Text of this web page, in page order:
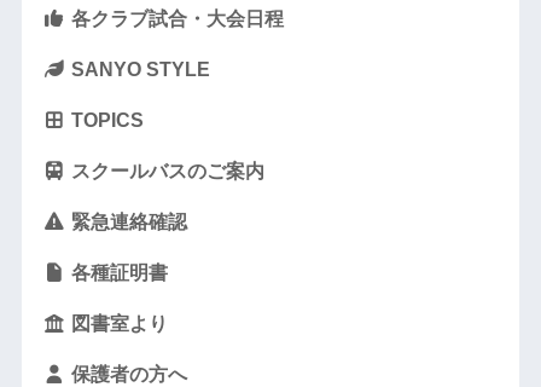
各クラブ試合・大会日程
SANYO STYLE
TOPICS
スクールバスのご案内
緊急連絡確認
各種証明書
図書室より
保護者の方へ